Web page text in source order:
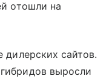
отошли на
дилерских сайтов.
выросли